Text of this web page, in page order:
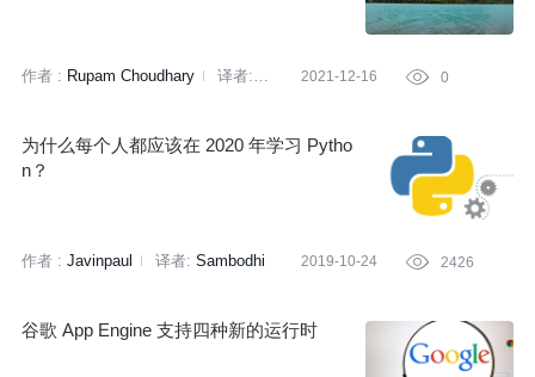
作者 : Rupam Choudhary
译者:
2021-12-16  0
为什么每个人都应该在 2020 年学习 Pytho
n？
作者 : Javinpaul 译者: Sambodhi
2019-10-24  2426
谷歌 App Engine 支持四种新的运行时